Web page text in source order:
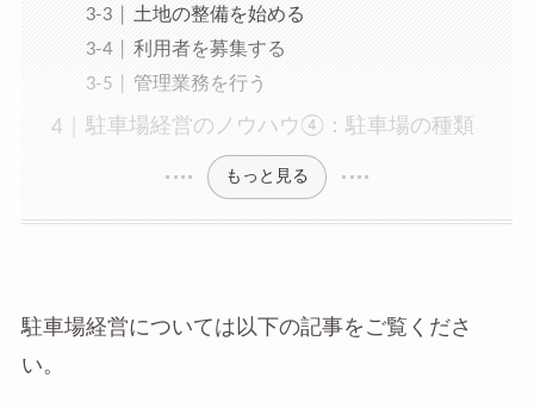
土地の整備を始める
利用者を募集する
管理業務を行う
駐車場経営のノウハウ④：駐車場の種類
もっと見る
駐車場経営については以下の記事をご覧くださ
い。